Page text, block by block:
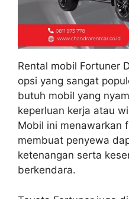
Rental mobil Fortuner
opsi yang sangat
butuh mobil yang
keperluan kerja atau
Mobil ini menawarkan
membuat penyewa
ketenangan serta
berkendara.